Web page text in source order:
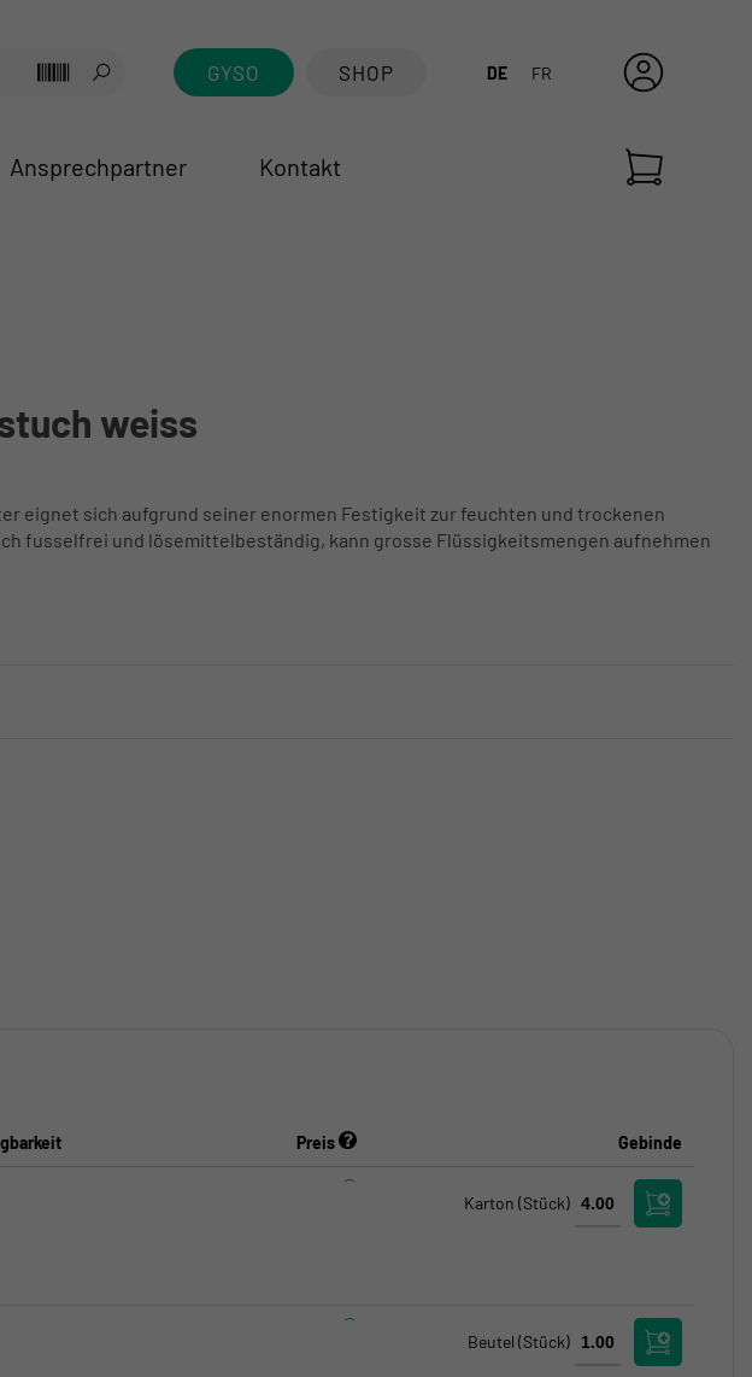
GYSO SHOP DE FR
Ansprechpartner Kontakt
weiss
eignet sich aufgrund seiner enormen Festigkeit zur feuchten und trockenen
fusselfrei und lösemittelbeständig, kann grosse Flüssigkeitsmengen aufnehmen
Preis Gebinde
Karton (Stück)
Beutel (Stück)